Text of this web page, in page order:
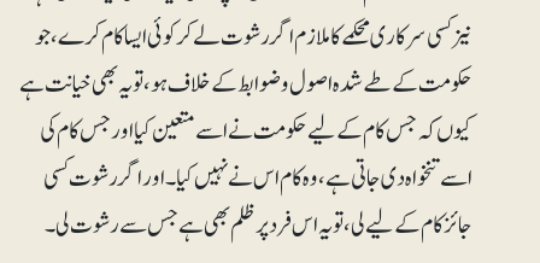
نیز کسی سرکاری محکمے کا ملازم اگر رشوت لے کر کوئی ایسا کام کرے، جو
حکومت کے طے شدہ اصول و ضوابط کے خلاف ہو، تو یہ بھی خیانت ہے
کیوں کہ جس کام کے لیے حکومت نے اسے متعین کیا اور جس کام کی
اسے تنخواہ دی جاتی ہے، وہ کام اس نے نہیں کیا۔ اور اگر رشوت کسی
جائز کام کے لیے لی، تو یہ اس فرد پر ظلم بھی ہے جس سے رشوت لی۔